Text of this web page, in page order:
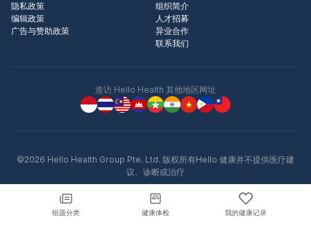
组题分类 健康体检 我的健康记录
隐私政策
编辑政策
广告与赞助政策
组织简介
人才招募
异业合作
联系我们
造访 Hello Health 其他地区网址
©2026 Hello Health Group Pte. Ltd. 版权所有Hello 健康并不提供医疗建
议、诊断或治疗